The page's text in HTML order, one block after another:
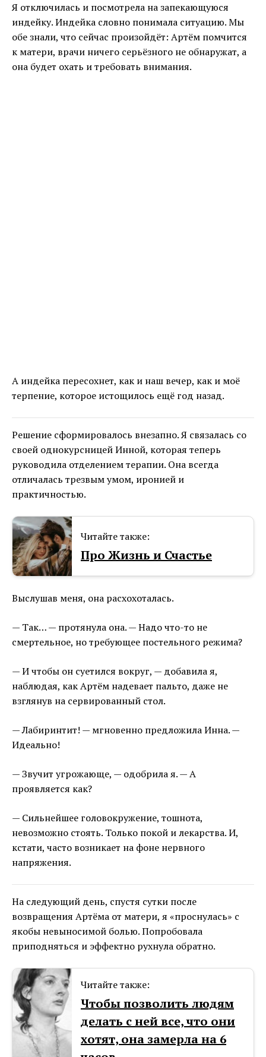
Я отключилась и посмотрела на запекающуюся
индейку. Индейка словно понимала ситуацию. Мы
обе знали, что сейчас произойдёт: Артём помчится
к матери, врачи ничего серьёзного не обнаружат, а
она будет охать и требовать внимания.
А индейка пересохнет, как и наш вечер, как и моё
терпение, которое истощилось ещё год назад.
Решение сформировалось внезапно. Я связалась со
своей однокурсницей Инной, которая теперь
руководила отделением терапии. Она всегда
отличалась трезвым умом, иронией и
практичностью.
Читайте также:
Про Жизнь и Счастье
Выслушав меня, она расхохоталась.
— Так… — протянула она. — Надо что-то не
смертельное, но требующее постельного режима?
— И чтобы он суетился вокруг, — добавила я,
наблюдая, как Артём надевает пальто, даже не
взглянув на сервированный стол.
— Лабиринтит! — мгновенно предложила Инна. —
Идеально!
— Звучит угрожающе, — одобрила я. — А
проявляется как?
— Сильнейшее головокружение, тошнота,
невозможно стоять. Только покой и лекарства. И,
кстати, часто возникает на фоне нервного
напряжения.
На следующий день, спустя сутки после
возвращения Артёма от матери, я «проснулась» с
якобы невыносимой болью. Попробовала
приподняться и эффектно рухнула обратно.
Читайте также:
Чтобы позволить людям
делать с ней все, что они
хотят, она замерла на 6